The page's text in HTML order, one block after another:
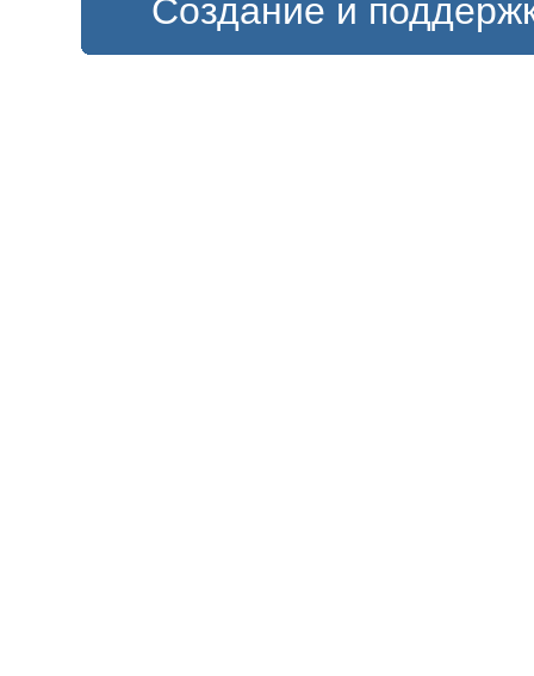
Создание и